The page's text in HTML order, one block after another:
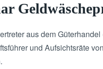
aus dem
und Aufsichtsräte